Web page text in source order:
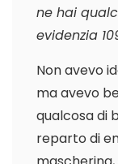
ne hai
evidenzia
Non avevo
ma avevo
qualcosa di
reparto di